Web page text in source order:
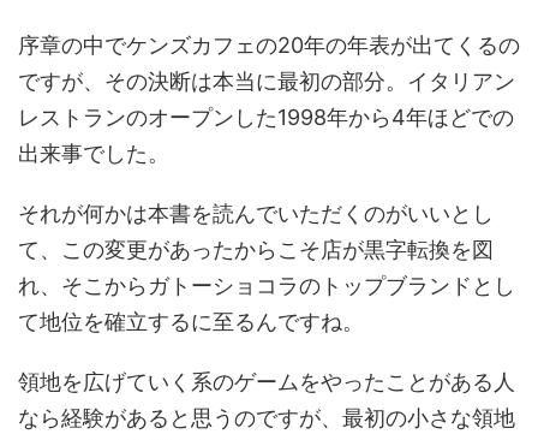
序章の中でケンズカフェの20年の年表が出てくるの
ですが、その決断は本当に最初の部分。イタリアン
レストランのオープンした1998年から4年ほどでの
出来事でした。
それが何かは本書を読んでいただくのがいいとし
て、この変更があったからこそ店が黒字転換を図
れ、そこからガトーショコラのトップブランドとし
て地位を確立するに至るんですね。
領地を広げていく系のゲームをやったことがある人
なら経験があると思うのですが、最初の小さな領地